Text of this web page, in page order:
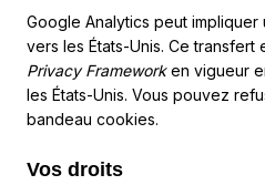
Google Analytics peut
vers les États-Unis. Ce transfert
Privacy Frameworken vigueur
les États-Unis. Vous pouvez
bandeau cookies.
Vos droits